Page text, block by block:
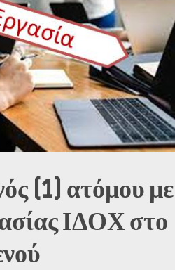
(1) ατόμου με
ΙΔΟΧ στο